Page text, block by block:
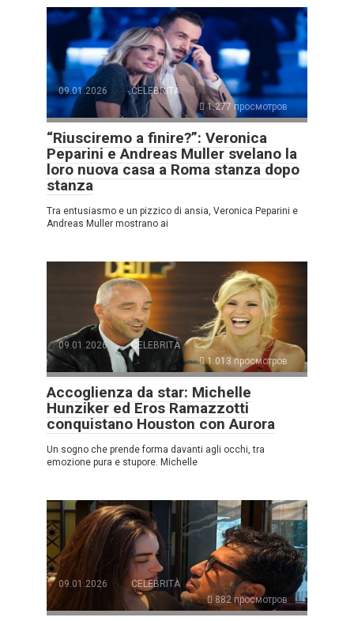
09.01.2026
CELEBRITÀ
1.277 просмотров
“Riusciremo a finire?”: Veronica
Peparini e Andreas Muller svelano la
loro nuova casa a Roma stanza dopo
stanza
Tra entusiasmo e un pizzico di ansia, Veronica Peparini e
Andreas Muller mostrano ai
09.01.2026
CELEBRITÀ
1.013 просмотров
Accoglienza da star: Michelle
Hunziker ed Eros Ramazzotti
conquistano Houston con Aurora
Un sogno che prende forma davanti agli occhi, tra
emozione pura e stupore. Michelle
09.01.2026
CELEBRITÀ
882 просмотров